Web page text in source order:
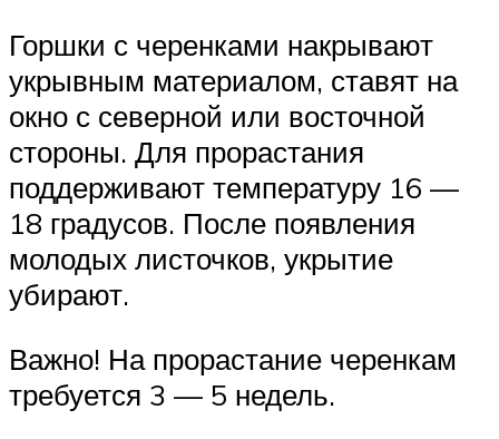
Горшки с черенками накрывают
укрывным материалом, ставят на
окно с северной или восточной
стороны. Для прорастания
поддерживают температуру 16 —
18 градусов. После появления
молодых листочков, укрытие
убирают.
Важно! На прорастание черенкам
требуется 3 — 5 недель.